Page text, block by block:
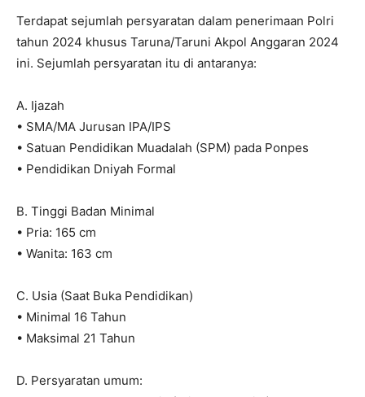
Terdapat sejumlah persyaratan dalam penerimaan Polri
tahun 2024 khusus Taruna/Taruni Akpol Anggaran 2024
ini. Sejumlah persyaratan itu di antaranya:
A. Ijazah
• SMA/MA Jurusan IPA/IPS
• Satuan Pendidikan Muadalah (SPM) pada Ponpes
• Pendidikan Dniyah Formal
B. Tinggi Badan Minimal
• Pria: 165 cm
• Wanita: 163 cm
C. Usia (Saat Buka Pendidikan)
• Minimal 16 Tahun
• Maksimal 21 Tahun
D. Persyaratan umum: